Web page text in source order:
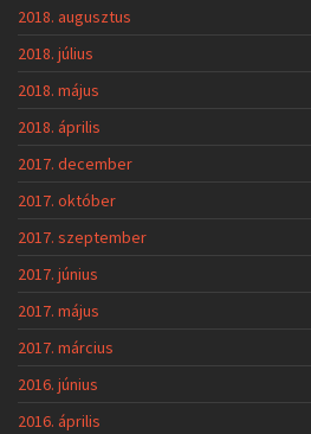
2018. augusztus
2018. július
2018. május
2018. április
2017. december
2017. október
2017. szeptember
2017. június
2017. május
2017. március
2016. június
2016. április